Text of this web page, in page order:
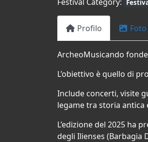
Profilo Foto
ArcheoMusicando
L’obiettivo è quello di
Include concerti, visite
legame tra storia antica
L’edizione del 2025 ha
degli Ilienses (Barbagia